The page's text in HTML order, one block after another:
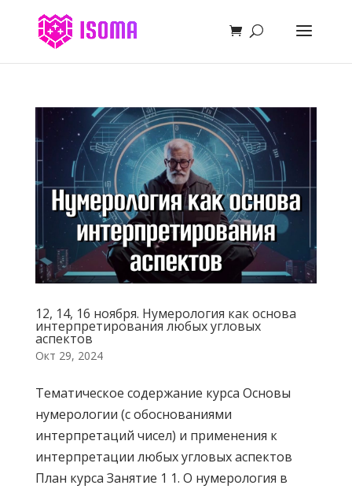
12, 14, 16 ноября. Нумерология как основа
интерпретирования любых угловых
аспектов
Окт 29, 2024
Тематическое содержание курса Основы
нумерологии (с обоснованиями
интерпретаций чисел) и применения к
интерпретации любых угловых аспектов
План курса Занятие 1 1. О нумерология в